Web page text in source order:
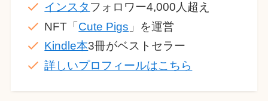
インスタ フォロワー4,000人超え
NFT「Cute Pigs 」を運営
Kindle本3冊がベストセラー
詳しいプロフィールはこちら